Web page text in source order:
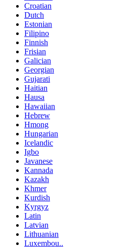
Croatian
Dutch
Estonian
Filipino
Finnish
Frisian
Galician
Georgian
Gujarati
Haitian
Hausa
Hawaiian
Hebrew
Hmong
Hungarian
Icelandic
Igbo
Javanese
Kannada
Kazakh
Khmer
Kurdish
Kyrgyz
Latin
Latvian
Lithuanian
Luxembou..